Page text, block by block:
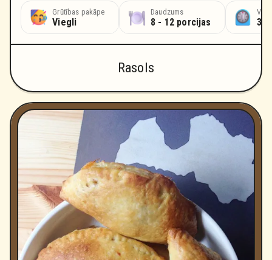
Grūtības pakāpe
Viegli
Daudzums
8 - 12 porcijas 30
Rasols